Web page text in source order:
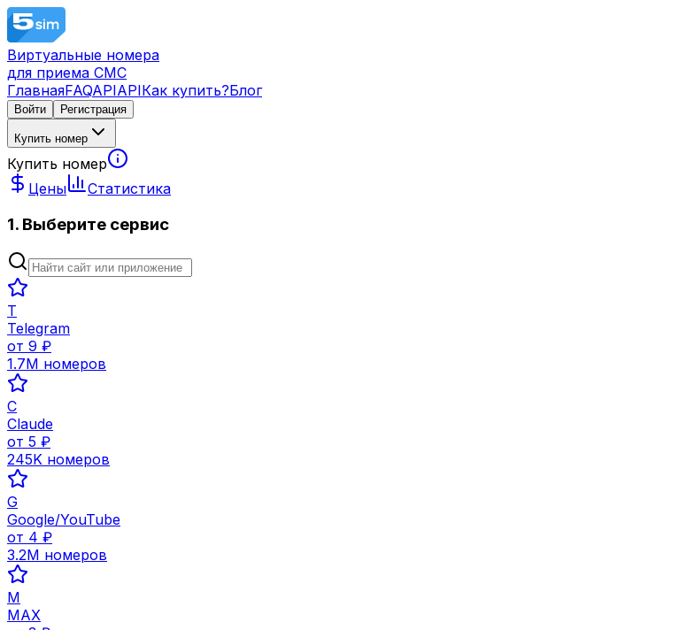
Виртуальные номера
для приема СМС
ГлавнаяFAQAPIAPIКак купить?Блог
Войти Регистрация
Купить номер
Купить номер
Цены
Статистика
1. Выберите сервис
T
Telegram
от 9 ₽
1.7M номеров
C
Claude
от 5 ₽
245K номеров
G
Google/YouTube
от 4 ₽
3.2M номеров
M
MAX